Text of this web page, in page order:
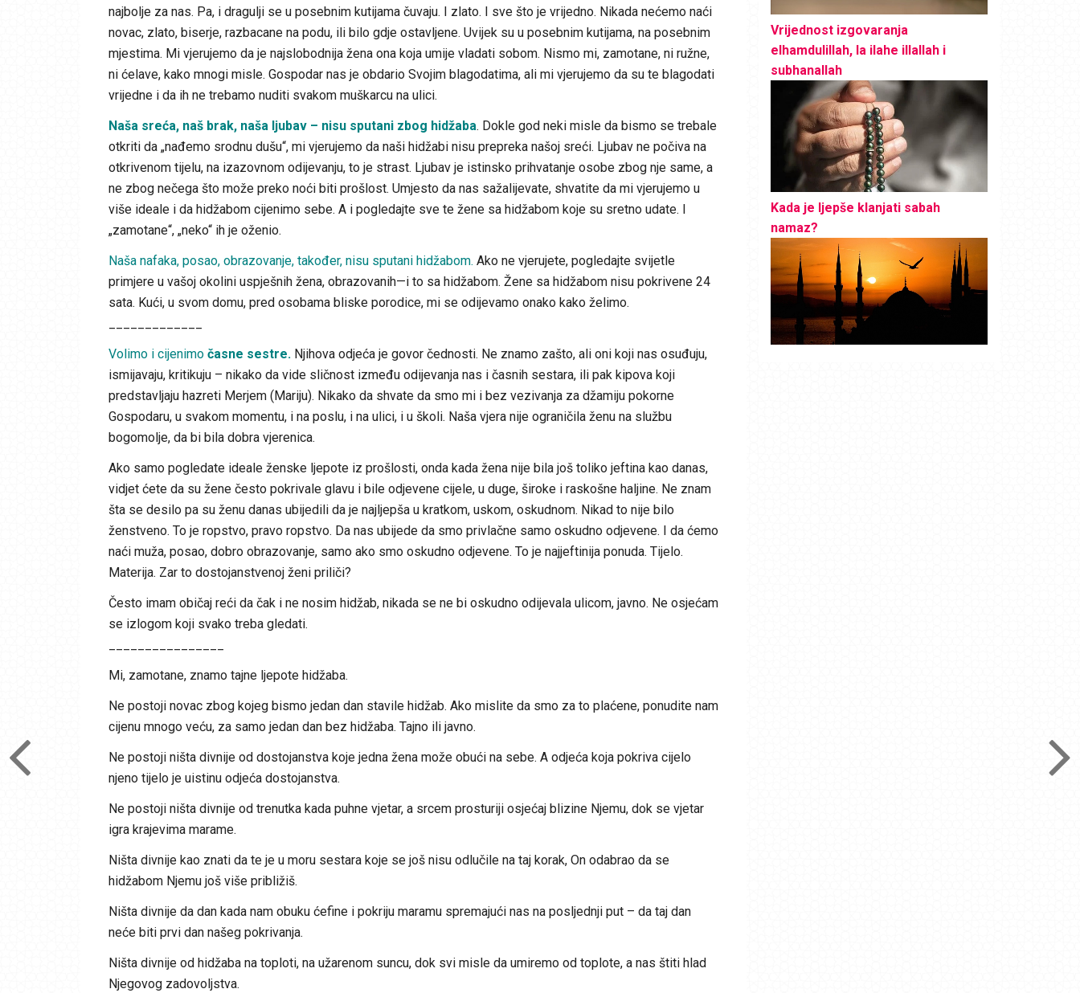
najbolje za nas. Pa, i dragulji se u posebnim kutijama čuvaju. I zlato. I sve što je vrijedno. Nikada nećemo naći
novac, zlato, biserje, razbacane na podu, ili bilo gdje ostavljene. Uvijek su u posebnim kutijama, na posebnim
mjestima. Mi vjerujemo da je najslobodnija žena ona koja umije vladati sobom. Nismo mi, zamotane, ni ružne,
ni ćelave, kako mnogi misle. Gospodar nas je obdario Svojim blagodatima, ali mi vjerujemo da su te blagodati
vrijedne i da ih ne trebamo nuditi svakom muškarcu na ulici.
Naša sreća, naš brak, naša ljubav – nisu sputani zbog hidžaba. Dokle god neki misle da bismo se trebale
otkriti da „nađemo srodnu dušu“, mi vjerujemo da naši hidžabi nisu prepreka našoj sreći. Ljubav ne počiva na
otkrivenom tijelu, na izazovnom odijevanju, to je strast. Ljubav je istinsko prihvatanje osobe zbog nje same, a
ne zbog nečega što može preko noći biti prošlost. Umjesto da nas sažalijevate, shvatite da mi vjerujemo u
više ideale i da hidžabom cijenimo sebe. A i pogledajte sve te žene sa hidžabom koje su sretno udate. I
„zamotane“, „neko“ ih je oženio.
Naša nafaka, posao, obrazovanje, također, nisu sputani hidžabom. Ako ne vjerujete, pogledajte svijetle
primjere u vašoj okolini uspješnih žena, obrazovanih—i to sa hidžabom. Žene sa hidžabom nisu pokrivene 24
sata. Kući, u svom domu, pred osobama bliske porodice, mi se odijevamo onako kako želimo.
Volimo i cijenimo časne sestre.Njihova odjeća je govor čednosti. Ne znamo zašto, ali oni koji nas osuđuju,
ismijavaju, kritikuju – nikako da vide sličnost između odijevanja nas i časnih sestara, ili pak kipova koji
predstavljaju hazreti Merjem (Mariju). Nikako da shvate da smo mi i bez vezivanja za džamiju pokorne
Gospodaru, u svakom momentu, i na poslu, i na ulici, i u školi. Naša vjera nije ograničila ženu na službu
bogomolje, da bi bila dobra vjerenica.
Ako samo pogledate ideale ženske ljepote iz prošlosti, onda kada žena nije bila još toliko jeftina kao danas,
vidjet ćete da su žene često pokrivale glavu i bile odjevene cijele, u duge, široke i raskošne haljine. Ne znam
šta se desilo pa su ženu danas ubijedili da je najljepša u kratkom, uskom, oskudnom. Nikad to nije bilo
ženstveno. To je ropstvo, pravo ropstvo. Da nas ubijede da smo privlačne samo oskudno odjevene. I da ćemo
naći muža, posao, dobro obrazovanje, samo ako smo oskudno odjevene. To je najjeftinija ponuda. Tijelo.
Materija. Zar to dostojanstvenoj ženi priliči?
Često imam običaj reći da čak i ne nosim hidžab, nikada se ne bi oskudno odijevala ulicom, javno. Ne osjećam
se izlogom koji svako treba gledati.
Mi, zamotane, znamo tajne ljepote hidžaba.
Ne postoji novac zbog kojeg bismo jedan dan stavile hidžab. Ako mislite da smo za to plaćene, ponudite nam
cijenu mnogo veću, za samo jedan dan bez hidžaba. Tajno ili javno.
Ne postoji ništa divnije od dostojanstva koje jedna žena može obući na sebe. A odjeća koja pokriva cijelo
njeno tijelo je uistinu odjeća dostojanstva.
Ne postoji ništa divnije od trenutka kada puhne vjetar, a srcem prosturiji osjećaj blizine Njemu, dok se vjetar
igra krajevima marame.
Ništa divnije kao znati da te je u moru sestara koje se još nisu odlučile na taj korak, On odabrao da se
hidžabom Njemu još više približiš.
Ništa divnije da dan kada nam obuku ćefine i pokriju maramu spremajući nas na posljednji put – da taj dan
neće biti prvi dan našeg pokrivanja.
Ništa divnije od hidžaba na toploti, na užarenom suncu, dok svi misle da umiremo od toplote, a nas štiti hlad
Njegovog zadovoljstva.
Vrijednost izgovaranja
elhamdulillah, la ilahe illallah i
subhanallah
Kada je ljepše klanjati sabah
namaz?